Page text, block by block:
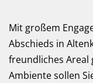
Mit großem
Abschieds in
freundliches Areal
Ambiente sollen